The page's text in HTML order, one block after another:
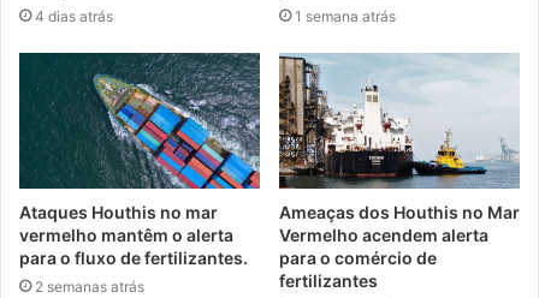
4 dias atrás 1 semana atrás
Ataques Houthis no mar
vermelho mantêm o alerta
para o fluxo de fertilizantes.
2 semanas atrás
Ameaças dos Houthis no Mar
Vermelho acendem alerta
para o comércio de
fertilizantes